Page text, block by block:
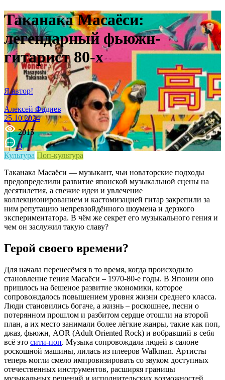
Таканака Масаёси:
легендарный фьюжн-
гитарист 80-х
Я автор!
Алексей Фадиев
25.10.2024
2015
0
Культура Поп-культура
Таканака Масаёси — музыкант, чьи новаторские подходы
предопределили развитие японской музыкальной сцены на
десятилетия, а свежие идеи и увлечение
коллекционированием и кастомизацией гитар закрепили за
ним репутацию непревзойдённого шоумена и дерзкого
экспериментатора. В чём же секрет его музыкального гения и
чем он заслужил такую славу?
Герой своего времени?
Для начала перенесёмся в то время, когда происходило
становление гения Масаёси – 1970-80-е годы. В Японии оно
пришлось на бешеное развитие экономики, которое
сопровождалось повышением уровня жизни среднего класса.
Люди становились богаче, а жизнь – роскошнее, песни о
потерянном прошлом и разбитом сердце отошли на второй
план, а их место занимали более лёгкие жанры, такие как поп,
джаз, фьюжн, AOR (Adult Oriented Rock) и вобравший в себя
всё это сити-поп. Музыка сопровождала людей в салоне
роскошной машины, лилась из плееров Walkman. Артисты
теперь могли смело импровизировать со звуком доступных
отечественных инструментов, расширяя границы
музыкальных решений и исполнительских возможностей.